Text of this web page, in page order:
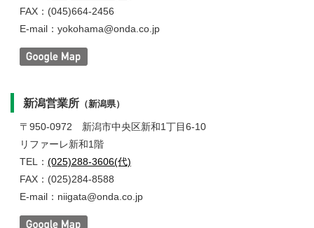
FAX：(045)664-2456
E-mail：yokohama@onda.co.jp
新潟営業所 （新潟県）
〒950-0972 新潟市中央区新和1丁目6-10
リファーレ新和1階
TEL： (025)288-3606(代)
FAX：(025)284-8588
E-mail：niigata@onda.co.jp